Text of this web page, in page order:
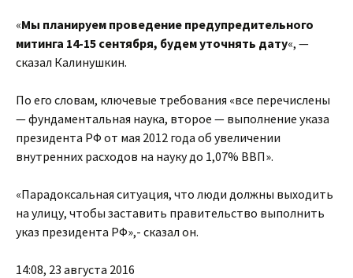
«Мы планируем проведение предупредительного
митинга 14-15 сентября, будем уточнять дату«, —
сказал Калинушкин.
По его словам, ключевые требования «все перечислены
— фундаментальная наука, второе — выполнение указа
президента РФ от мая 2012 года об увеличении
внутренних расходов на науку до 1,07% ВВП».
«Парадоксальная ситуация, что люди должны выходить
на улицу, чтобы заставить правительство выполнить
указ президента РФ»,- сказал он.
14:08, 23 августа 2016